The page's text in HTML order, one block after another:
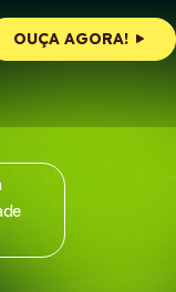
OUÇA AGORA!